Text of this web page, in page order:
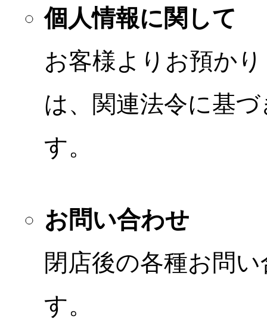
個人情報に関して
お客様よりお預か
は、関連法令に基
す。
お問い合わせ
閉店後の各種お問
す。